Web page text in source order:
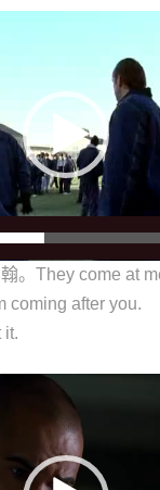
。They come at
coming after you.
it.